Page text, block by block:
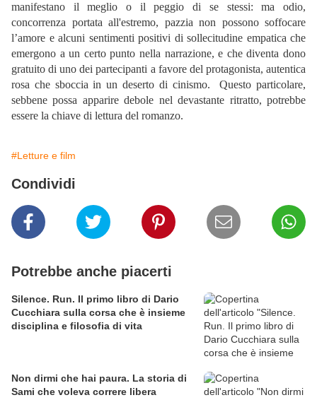
manifestano il meglio o il peggio di se stessi: ma odio,
concorrenza portata all'estremo, pazzia non possono soffocare
l’amore e alcuni sentimenti positivi di sollecitudine empatica che
emergono a un certo punto nella narrazione, e che diventa dono
gratuito di uno dei partecipanti a favore del protagonista, autentica
rosa che sboccia in un deserto di cinismo. Questo particolare,
sebbene possa apparire debole nel devastante ritratto, potrebbe
essere la chiave di lettura del romanzo.
#Letture e film
Condividi
Potrebbe anche piacerti
Silence. Run. Il primo libro di Dario
Cucchiara sulla corsa che è insieme
disciplina e filosofia di vita
Non dirmi che hai paura. La storia di
Sami che voleva correre libera